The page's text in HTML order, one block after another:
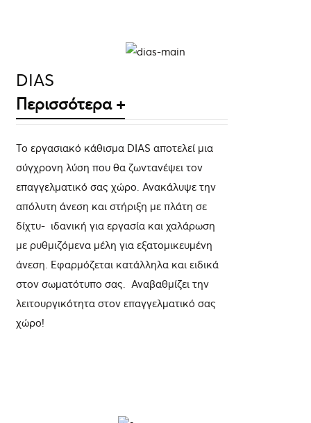
ΛΕΠΤΟΜΈΡΕΙΕΣ
DIAS
Περισσότερα +
Το εργασιακό κάθισμα DIAS αποτελεί μια
σύγχρονη λύση που θα ζωντανέψει τον
επαγγελματικό σας χώρο. Ανακάλυψε την
απόλυτη άνεση και στήριξη με πλάτη σε
δίχτυ- ιδανική για εργασία και χαλάρωση
με ρυθμιζόμενα μέλη για εξατομικευμένη
άνεση. Εφαρμόζεται κατάλληλα και ειδικά
στον σωματότυπο σας. Αναβαθμίζει την
λειτουργικότητα στον επαγγελματικό σας
χώρο!